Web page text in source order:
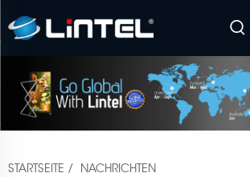
STARTSEITE / NACHRICHTEN